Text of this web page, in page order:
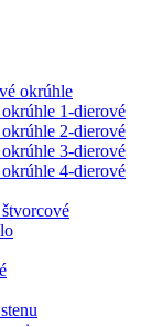
okrúhle
1-dierové
2-dierové
3-dierové
4-dierové